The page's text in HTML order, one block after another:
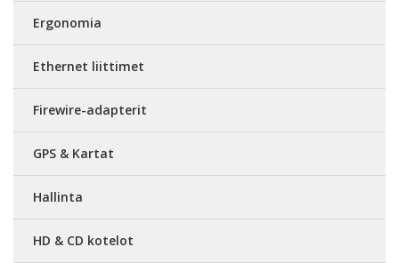
Ergonomia
Ethernet liittimet
Firewire-adapterit
GPS & Kartat
Hallinta
HD & CD kotelot